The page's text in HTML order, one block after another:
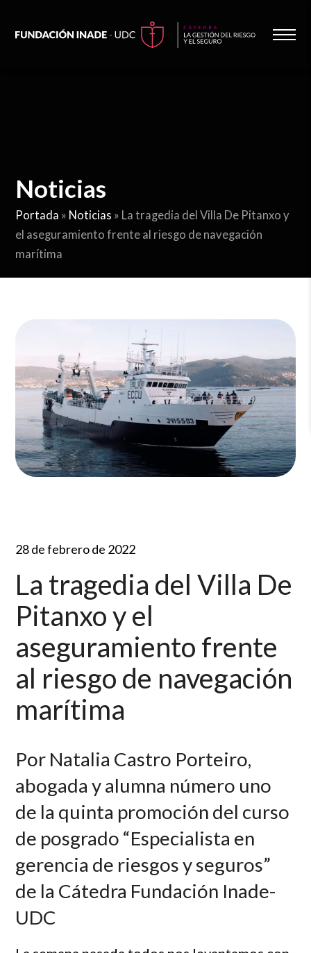
Noticias
Portada » Noticias » La tragedia del Villa De Pitanxo y
el aseguramiento frente al riesgo de navegación
marítima
28 de febrero de 2022
La tragedia del Villa De
Pitanxo y el
aseguramiento frente
al riesgo de navegación
marítima
Por Natalia Castro Porteiro,
abogada y alumna número uno
de la quinta promoción del curso
de posgrado “Especialista en
gerencia de riesgos y seguros”
de la Cátedra Fundación Inade-
UDC